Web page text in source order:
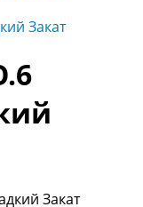
Закат